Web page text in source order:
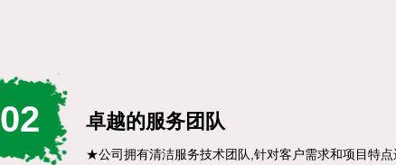
02 卓越的服务团队
★公司拥有清洁服务技术团队,针对客户需求和项目特点